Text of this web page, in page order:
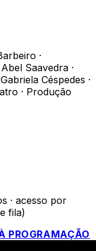
·
Saavedra ·
Céspedes ·
· Produção
· acesso por
fila)
PROGRAMAÇÃO